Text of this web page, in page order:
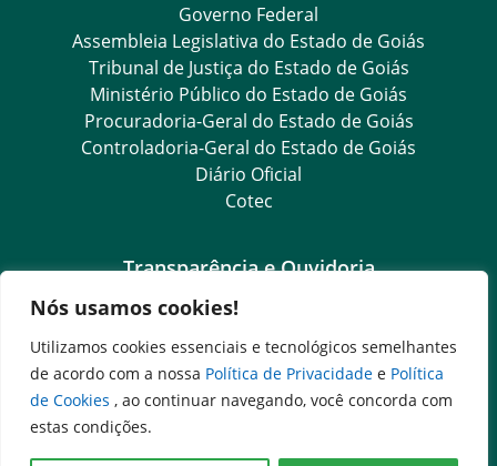
Nós usamos cookies!
Utilizamos cookies essenciais e tecnológicos semelhantes
de acordo com a nossa Política de Privacidade e Política
de Cookies , ao continuar navegando, você concorda com
estas condições.
Governo Federal
Assembleia Legislativa do Estado de Goiás
Tribunal de Justiça do Estado de Goiás
Ministério Público do Estado de Goiás
Procuradoria-Geral do Estado de Goiás
Controladoria-Geral do Estado de Goiás
Diário Oficial
Cotec
Transparência e Ouvidoria
LGPD
Goiás Transparência
Dados Abertos Goiás
Ouvidoria Setorial
SIC – Serviço de Informação ao Cidadão
e-SIC – Serviço Eletrônico de Informação ao Cidadão